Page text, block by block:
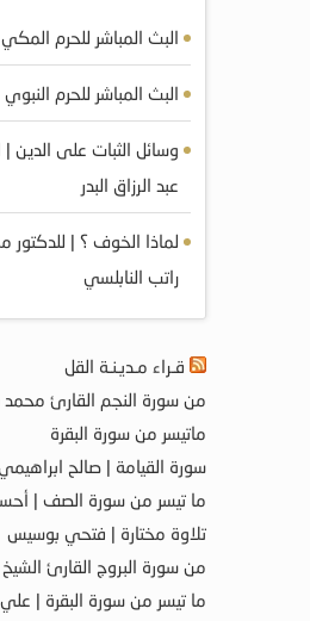
البث المباشر للحرم المكي
البث المباشر للحرم النبوي
وسائل الثبات على الدين |
عبد الرزاق البدر
لماذا الخوف ؟ | للدكتور
راتب النابلسي
قـراء مـديـنـة القل
من سورة النجم القارئ محمد
ماتيسر من سورة البقرة
سورة القيامة | صالح
ما تيسر من سورة الصف |
تلاوة مختارة | فتحي بوسيس
من سورة البروج القارئ
ما تيسر من سورة البقرة |